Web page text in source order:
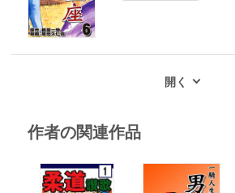
作者の関連作品